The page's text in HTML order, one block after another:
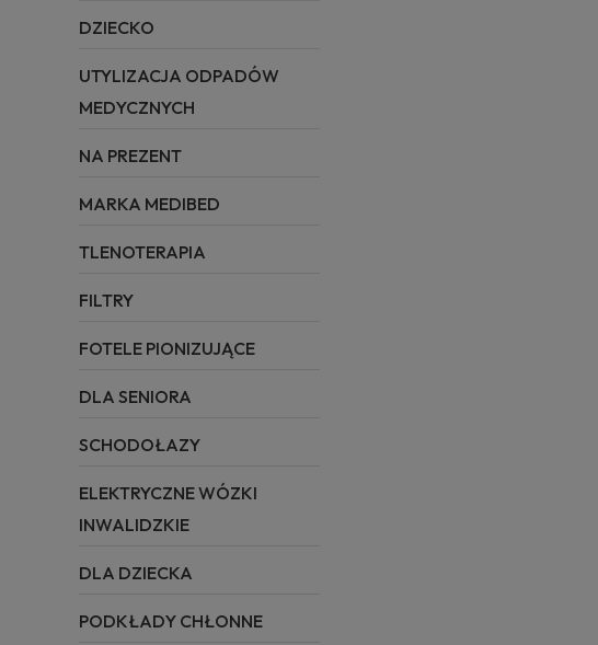
DZIECKO
UTYLIZACJA ODPADÓW
MEDYCZNYCH
NA PREZENT
MARKA MEDIBED
TLENOTERAPIA
FILTRY
FOTELE PIONIZUJĄCE
DLA SENIORA
SCHODOŁAZY
ELEKTRYCZNE WÓZKI
INWALIDZKIE
DLA DZIECKA
PODKŁADY CHŁONNE